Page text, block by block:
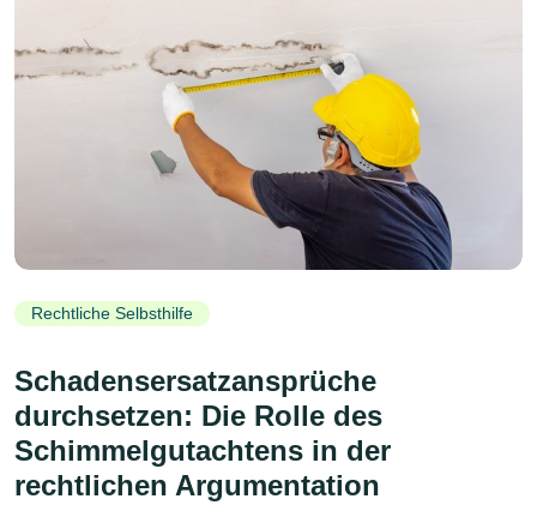
Rechtliche Selbsthilfe
Schadensersatzansprüche
durchsetzen: Die Rolle des
Schimmelgutachtens in der
rechtlichen Argumentation